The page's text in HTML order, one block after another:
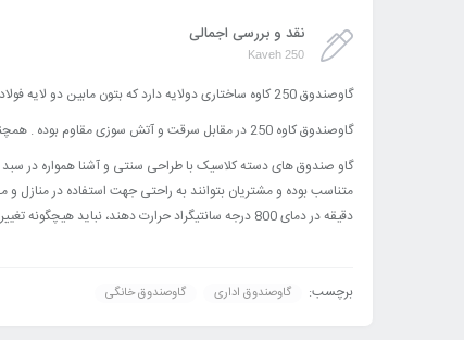
نقد و بررسی اجمالی
Kaveh 250
گاوصندوق 250 کاوه ساختاری دولایه دارد که بتون مابین دو لایه فولاد تزریق می گردد. و به منظور حفظ امنیت مدارک و اشیای گرانبهای شما در منزل و یا محل کار طراحی شده اند.
گاوصندوق کاوه 250 در مقابل سرقت و آتش سوزی مقاوم بوده . همچنین این خانواده از محصولات استاندارد ملی ایران به جهت نسوز بودن و مقاومت در برابر سرقت را دارا می باشند.
گاو صندوق های دسته کلاسیک با طراحی سنتی و آشنا همواره در سبد
دقیقه در دمای 800 درجه سانتیگراد حرارت دهند، نباید هیچگونه تغییر در آنها ایجاد گردد. این محصولات همچنین در برابر سرقت نیز به مدت 90 دقیقه مقاوم می باشند.
برچسب: گاوصندوق اداری گاوصندوق خانگی